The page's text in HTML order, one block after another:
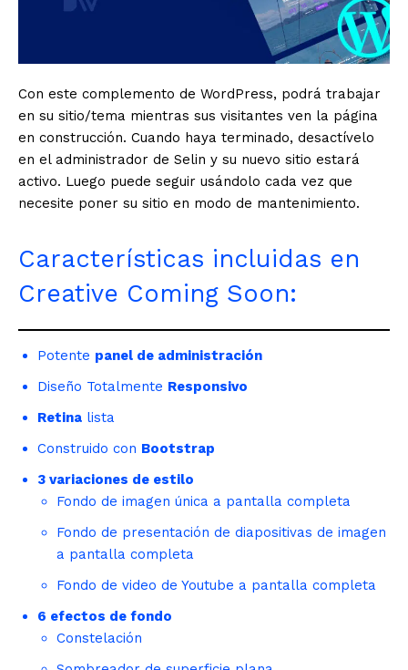
Con este complemento de WordPress, podrá trabajar
en su sitio/tema mientras sus visitantes ven la página
en construcción. Cuando haya terminado, desactívelo
en el administrador de Selin y su nuevo sitio estará
activo. Luego puede seguir usándolo cada vez que
necesite poner su sitio en modo de mantenimiento.
Características incluidas en
Creative Coming Soon:
Potente panel de administración
Diseño Totalmente Responsivo
Retina lista
Construido con Bootstrap
3 variaciones de estilo
Fondo de imagen única a pantalla completa
Fondo de presentación de diapositivas de imagen
a pantalla completa
Fondo de video de Youtube a pantalla completa
6 efectos de fondo
Constelación